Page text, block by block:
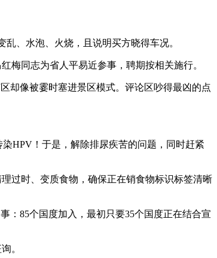
、水泡、火烧，且说明买方晓得车况。
同志为省人平易近参事，聘期按相关施行。
却像被霎时塞进景区模式。评论区吵得最凶的点
HPV！于是，解除排尿疾苦的问题，同时赶紧
过时、变质食物，确保正在销食物标识标签清晰
85个国度加入，最初只要35个国度正在结合宣
。